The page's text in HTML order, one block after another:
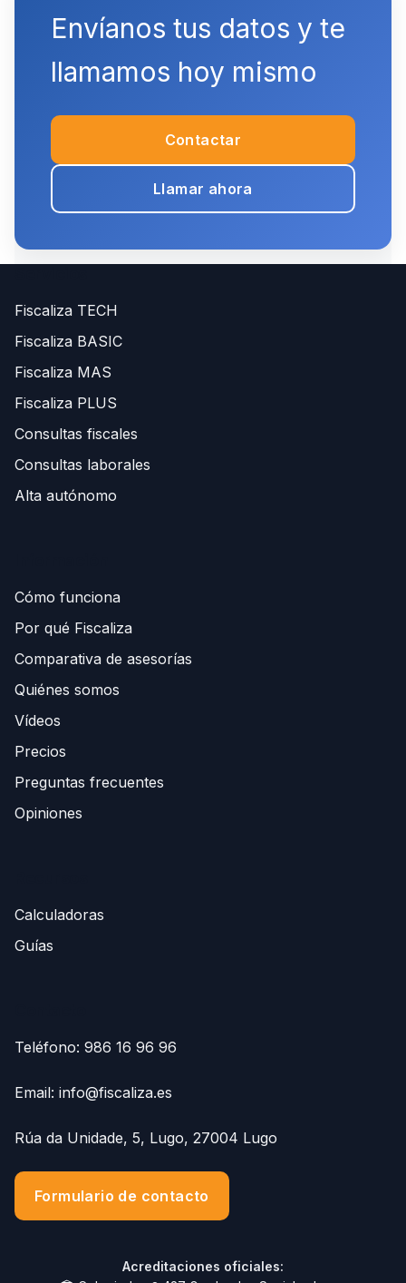
Envíanos tus datos y te
llamamos hoy mismo
Contactar
Llamar ahora
Fiscaliza TECH
Fiscaliza BASIC
Fiscaliza MAS
Fiscaliza PLUS
Consultas fiscales
Consultas laborales
Alta autónomo
Cómo funciona
Por qué Fiscaliza
Comparativa de asesorías
Quiénes somos
Vídeos
Precios
Preguntas frecuentes
Opiniones
Calculadoras
Guías
Teléfono: 986 16 96 96
Email: info@fiscaliza.es
Rúa da Unidade, 5, Lugo, 27004 Lugo
Formulario de contacto
Acreditaciones oficiales: